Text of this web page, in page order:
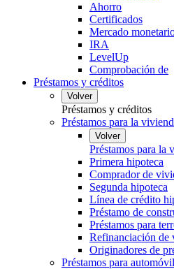
Ahorro
Certificados
Mercado
IRA
LevelUp
Comprobación de
Préstamos y créditos
Volver
Préstamos y créditos
Préstamos para la
Volver
Préstamos para la
Primera hipoteca
Comprador de
Segunda hipoteca
Línea de crédito
Préstamo de
Préstamos para
Refinanciación de
Originadores de
Préstamos para